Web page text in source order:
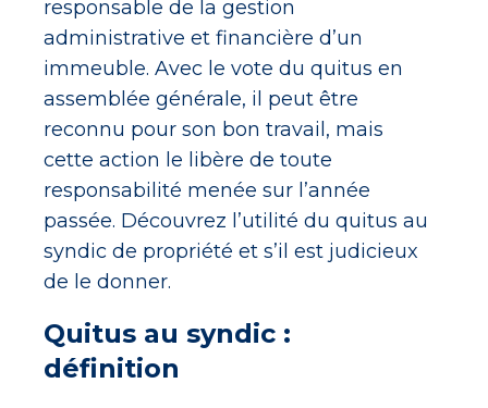
responsable de la gestion
administrative et financière d’un
immeuble. Avec le vote du quitus en
assemblée générale, il peut être
reconnu pour son bon travail, mais
cette action le libère de toute
responsabilité menée sur l’année
passée. Découvrez l’utilité du quitus au
syndic de propriété et s’il est judicieux
de le donner.
Quitus au syndic :
définition